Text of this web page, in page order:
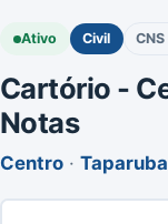
Ativo Civil
Cartório -
Notas
Centro · Taparuba